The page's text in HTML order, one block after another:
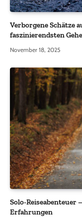
Verborgene Schätze
faszinierendsten
November 18, 2025
Solo-Reiseabenteuer
Erfahrungen